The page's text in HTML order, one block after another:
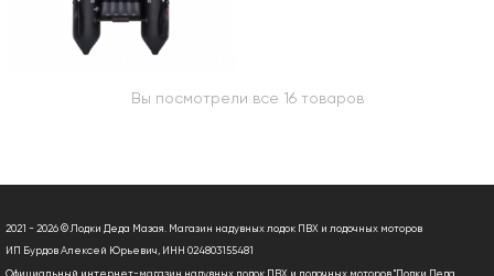
Вы посмотрели все 16 товаров
2021 - 2026 © Лодки Деда Мазая. Магазин надувных лодок ПВХ и лодочных моторов
ИП Бурдов Алексей Юрьевич, ИНН 024803155481
Официальный интернет-магазин надувных лодок ПВХ и лодочных моторов "Лодки Деда